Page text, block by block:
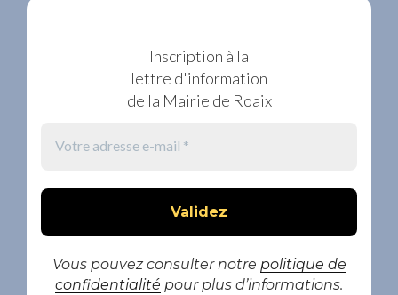
Inscription à la
lettre d'information
de la Mairie de Roaix
Vous pouvez consulter notre politique de
confidentialité pour plus d’informations.